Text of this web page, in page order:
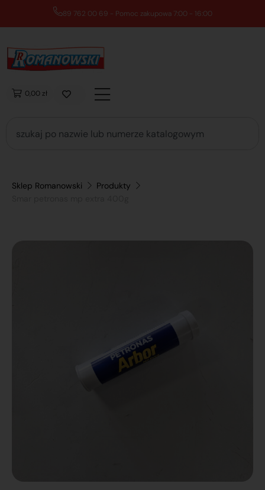
89 762 00 69 - Pomoc zakupowa 7:00 - 16:00
0,00 zł
Sklep Romanowski
Produkty